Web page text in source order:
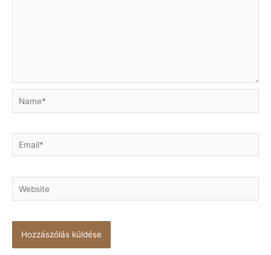
Name*
Email*
Website